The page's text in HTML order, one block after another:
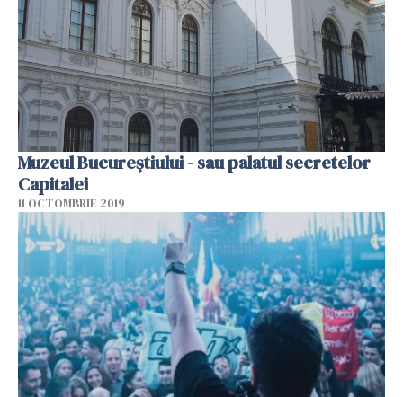
Muzeul Bucureștiului - sau palatul secretelor
Capitalei
11 OCTOMBRIE 2019